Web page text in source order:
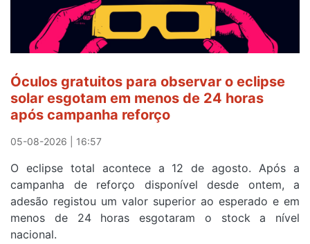
ser
o
quarto
a
a
meta
em
Sintra
primeira
etapa
da
87ª
Volta
Óculos gratuitos para observar o eclipse
solar esgotam em menos de 24 horas
após campanha reforço
05-08-2026 | 16:57
O eclipse total acontece a 12 de agosto. Após a
campanha de reforço disponível desde ontem, a
adesão registou um valor superior ao esperado e em
menos de 24 horas esgotaram o stock a nível
nacional.